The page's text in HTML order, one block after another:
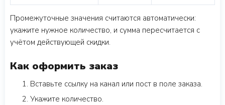
Промежуточные значения считаются автоматически:
укажите нужное количество, и сумма пересчитается с
учётом действующей скидки.
Как оформить заказ
Вставьте ссылку на канал или пост в поле заказа.
Укажите количество.